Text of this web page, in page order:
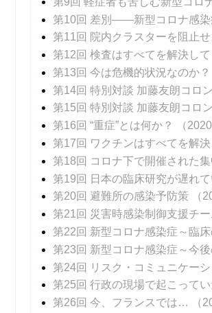
第13回 今は危機的状況なのか？
第16回 “重症”とは何か？
（2020年09
第20回 避難所の感染予防策
（2020
第26回 今、フランスでは…
（2020